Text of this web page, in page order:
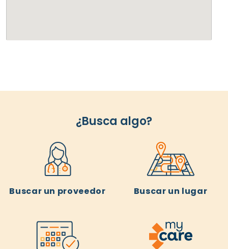
¿Busca algo?
Buscar un proveedor Buscar un lugar